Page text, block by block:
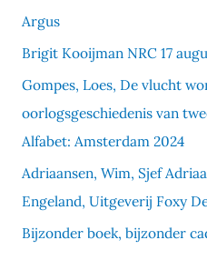
e
n
Argus
Brigit Kooijman NRC 17
Gompes, Loes, De vlucht
oorlogsgeschiedenis van
Alfabet: Amsterdam 2024
Adriaansen, Wim, Sjef
Engeland, Uitgeverij Foxy
Bijzonder boek, bijzonder